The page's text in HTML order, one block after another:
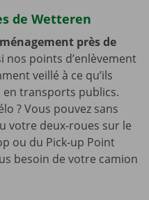
de Wetteren
près de
nos points d’enlèvement
veillé à ce qu’ils
en transports publics.
? Vous pouvez sans
votre deux-roues sur le
ou du Pick-up Point
besoin de votre camion